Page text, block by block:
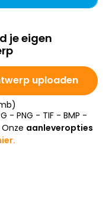
je eigen
uploaden
- PNG - TIF - BMP -
Onze aanleveropties